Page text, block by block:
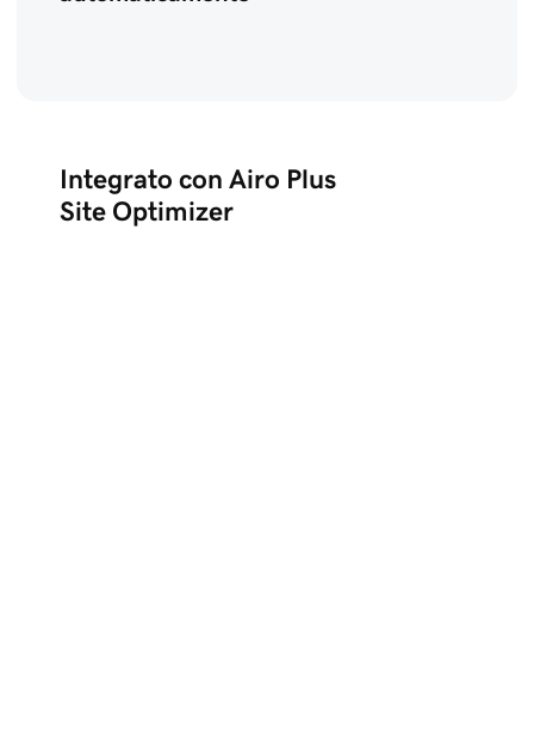
Integrato con Airo Plus
Site Optimizer